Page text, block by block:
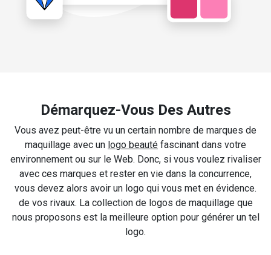
Démarquez-Vous Des Autres
Vous avez peut-être vu un certain nombre de marques de
maquillage avec un logo beauté fascinant dans votre
environnement ou sur le Web. Donc, si vous voulez rivaliser
avec ces marques et rester en vie dans la concurrence,
vous devez alors avoir un logo qui vous met en évidence.
de vos rivaux. La collection de logos de maquillage que
nous proposons est la meilleure option pour générer un tel
logo.